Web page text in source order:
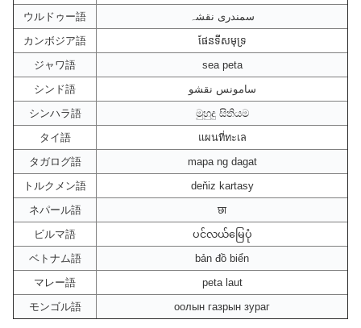
ウルドゥー語
سمندری نقشہ
カンボジア語
ផែនទីសមុទ្រ
ジャワ語
sea peta
シンド語
سامونس نقشو
シンハラ語
මුහුදු සිතියම
タイ語
แผนที่ทะเล
タガログ語
mapa ng dagat
トルクメン語
deňiz kartasy
ネパール語
छा
ビルマ語
ပင်လယ်မြေပုံ
ベトナム語
bản đồ biển
マレー語
peta laut
モンゴル語
оолын газрын зураг